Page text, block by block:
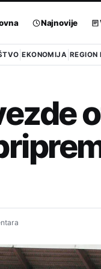
Najnovije
EKONOMIJA REGION